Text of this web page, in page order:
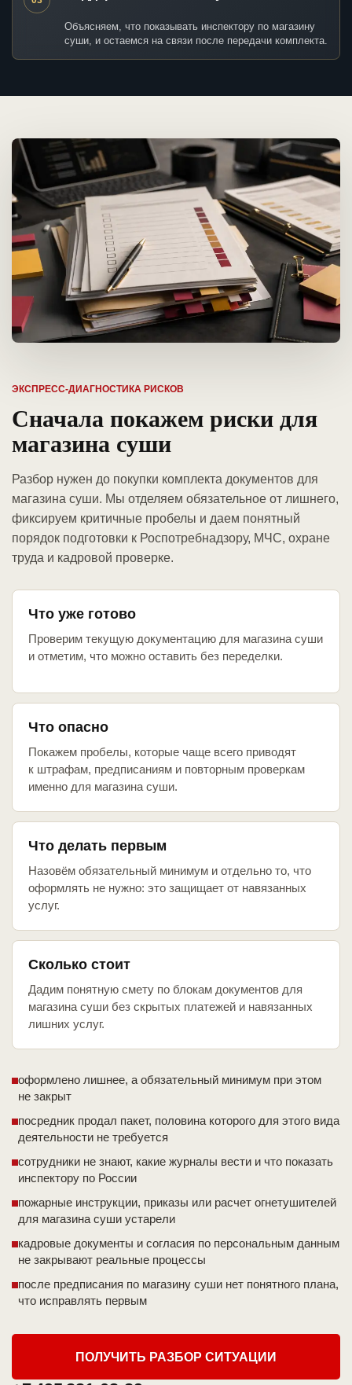
Объясняем, что показывать инспектору по магазину
суши, и остаемся на связи после передачи комплекта.
ЭКСПРЕСС-ДИАГНОСТИКА РИСКОВ
Сначала покажем риски для
магазина суши
Разбор нужен до покупки комплекта документов для
магазина суши. Мы отделяем обязательное от лишнего,
фиксируем критичные пробелы и даем понятный
порядок подготовки к Роспотребнадзору, МЧС, охране
труда и кадровой проверке.
Что уже готово
Проверим текущую документацию для магазина суши
и отметим, что можно оставить без переделки.
Что опасно
Покажем пробелы, которые чаще всего приводят
к штрафам, предписаниям и повторным проверкам
именно для магазина суши.
Что делать первым
Назовём обязательный минимум и отдельно то, что
оформлять не нужно: это защищает от навязанных
услуг.
Сколько стоит
Дадим понятную смету по блокам документов для
магазина суши без скрытых платежей и навязанных
лишних услуг.
оформлено лишнее, а обязательный минимум при этом
не закрыт
посредник продал пакет, половина которого для этого вида
деятельности не требуется
сотрудники не знают, какие журналы вести и что показать
инспектору по России
пожарные инструкции, приказы или расчет огнетушителей
для магазина суши устарели
кадровые документы и согласия по персональным данным
не закрывают реальные процессы
после предписания по магазину суши нет понятного плана,
что исправлять первым
ПОЛУЧИТЬ РАЗБОР СИТУАЦИИ